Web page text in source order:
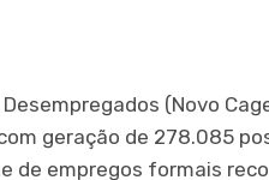
(Novo
geração de 278.085
de empregos formais